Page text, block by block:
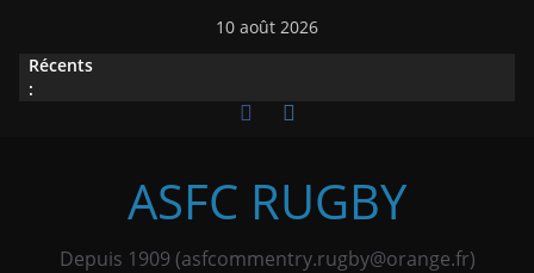
contenu
10 août 2026
Récents
:
ASFC RUGBY
Depuis 1909 (asfcommentry.rugby@orange.fr)